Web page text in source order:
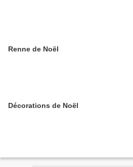
Renne de Noël
Décorations de Noël